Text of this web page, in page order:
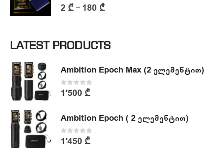
0out of 5
2 ₾– 180 ₾
LATEST PRODUCTS
Ambition Epoch Max (2 ელემენტით)
0out of 5
1'500 ₾
Ambition Epoch ( 2 ელემენტით)
0out of 5
1'450 ₾